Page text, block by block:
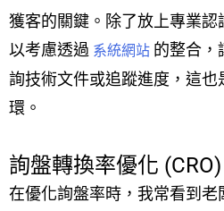
獲客的關鍵。除了放上專業
以考慮透過 系統網站 的整合，
詢技術文件或追蹤進度，這
環。
詢盤轉換率優化
在優化詢盤率時，我常看到